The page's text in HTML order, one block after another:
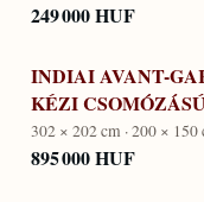
249 000 HUF
INDIAI AVANT-
KÉZI
302 × 202 cm · 200 × 150
895 000 HUF